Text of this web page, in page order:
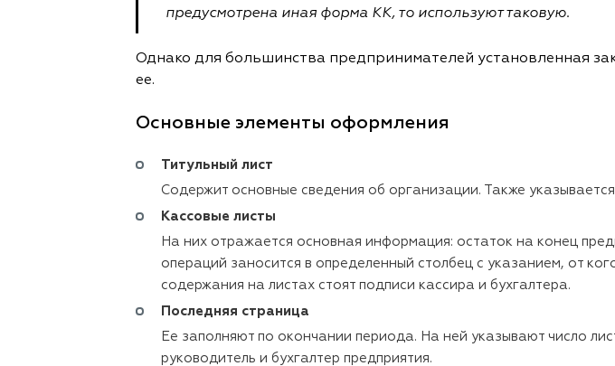
предусмотрена иная форма КК, то используют таковую.
Однако для большинства предпринимателей установленная
ее.
Основные элементы оформления
Титульный лист
Содержит основные сведения об организации. Также
Кассовые листы
На них отражается основная информация: остаток на конец
операций заносится в определенный столбец с указанием, от
содержания на листах стоят подписи кассира и бухгалтера.
Последняя страница
Ее заполняют по окончании периода. На ней указывают число
руководитель и бухгалтер предприятия.